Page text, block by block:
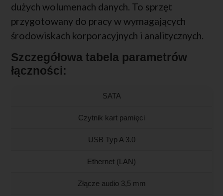
dużych wolumenach danych. To sprzęt
przygotowany do pracy w wymagających
środowiskach korporacyjnych i analitycznych.
Szczegółowa tabela parametrów
łączności:
SATA
Czytnik kart pamięci
USB Typ A 3.0
Ethernet (LAN)
Złącze audio 3,5 mm